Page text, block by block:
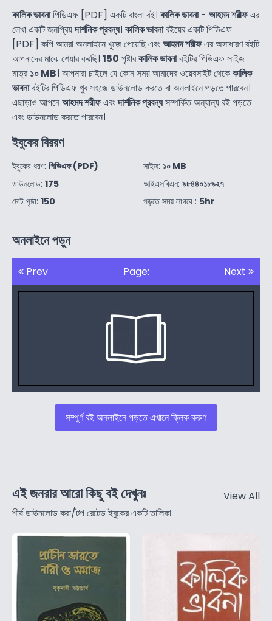
কালিক ভাবনাপিডিএফ [PDF] একটি বাংলা বই। কালিক ভাবনা- আহমদ শরীফএর
লেখা একটি জনপ্রিয়দার্শনিক প্রবন্ধ। কালিক ভাবনাবইয়ের একটি পিডিএফ
[PDF] কপি আমরা অনলাইনে খুজে পেয়েছি এবংআহমদ শরীফএর অসাধারণ বইটি
আপনাদের মাঝে শেয়ার করছি। 150 পৃষ্টারকালিক ভাবনাবইটির পিডিএফ সাইজ
মাত্র১০ MB। আপনারা চাইলে যে কোন সময় আমাদের ওয়েবসাইট থেকেকালিক
ভাবনাবইটির পিডিএফ খুব সহজে ডাউনলোড করতে বা অনলাইনে পড়তে পারবেন।
এছাড়াও আপনেআহমদ শরীফএবংদার্শনিক প্রবন্ধসম্পর্কিত অন্যান্য বই পড়তে
এবং ডাউনলোড করতে পারবেন।
ইবুকের বিররণ
ইবুকের ধরণ: পিডিএফ (PDF)
ডাউনলোড: 175
মোট পৃষ্ঠা: 150
সাইজ: ১০ MB
আইএসবিএন: ৯৮৪৪০১৮৯২৭
পড়তে সময় লাগবে : 5hr
অনলাইনে পড়ুন
Prev Page: Next
সম্পুর্ণ বই অনলাইনে পড়তে এখানে ক্লিক করুণ
এই জনরার আরো কিছু বই দেখুনঃ
শীর্ষ ডাউনলোড করা/টপ রেটেড ইবুকের একটি তালিকা
View All